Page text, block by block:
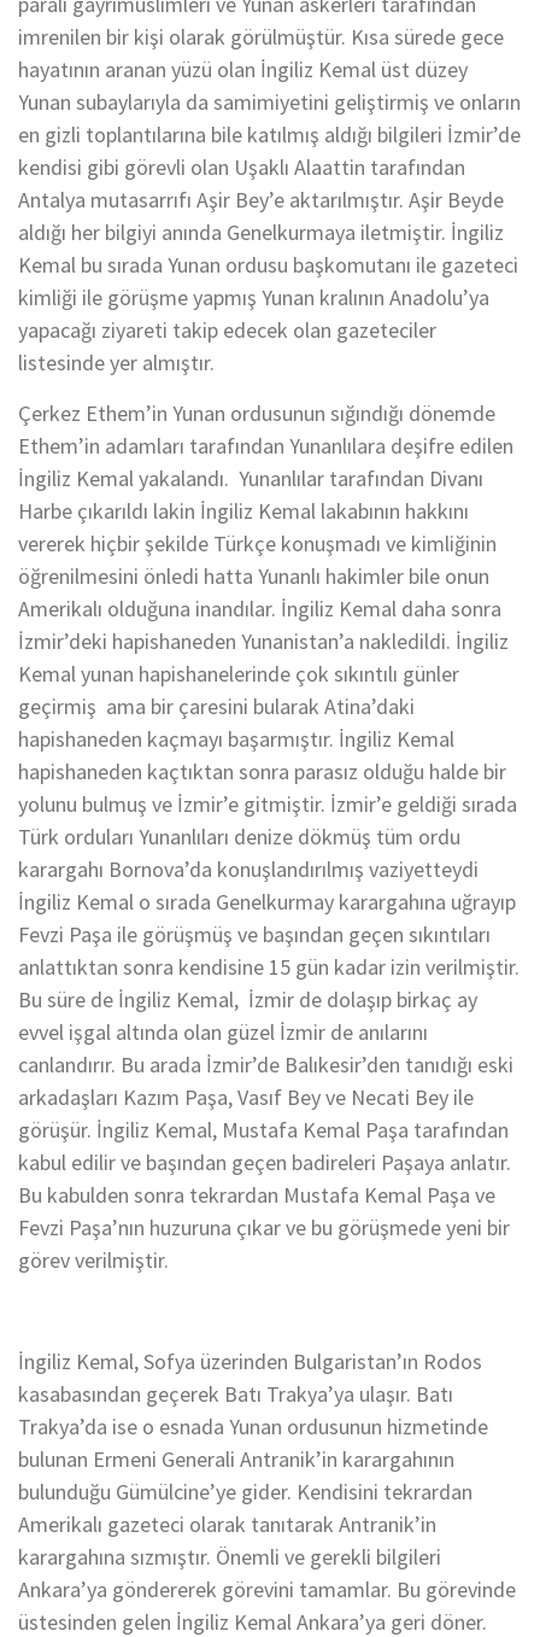
imrenilen bir kişi olarak görülmüştür. Kısa sürede gece
hayatının aranan yüzü olan İngiliz Kemal üst düzey
Yunan subaylarıyla da samimiyetini geliştirmiş ve onların
en gizli toplantılarına bile katılmış aldığı bilgileri İzmir’de
kendisi gibi görevli olan Uşaklı Alaattin tarafından
Antalya mutasarrıfı Aşir Bey’e aktarılmıştır. Aşir Beyde
aldığı her bilgiyi anında Genelkurmaya iletmiştir. İngiliz
Kemal bu sırada Yunan ordusu başkomutanı ile gazeteci
kimliği ile görüşme yapmış Yunan kralının Anadolu’ya
yapacağı ziyareti takip edecek olan gazeteciler
listesinde yer almıştır.
Çerkez Ethem’in Yunan ordusunun sığındığı dönemde
Ethem’in adamları tarafından Yunanlılara deşifre edilen
İngiliz Kemal yakalandı. Yunanlılar tarafından Divanı
Harbe çıkarıldı lakin İngiliz Kemal lakabının hakkını
vererek hiçbir şekilde Türkçe konuşmadı ve kimliğinin
öğrenilmesini önledi hatta Yunanlı hakimler bile onun
Amerikalı olduğuna inandılar. İngiliz Kemal daha sonra
İzmir’deki hapishaneden Yunanistan’a nakledildi. İngiliz
Kemal yunan hapishanelerinde çok sıkıntılı günler
geçirmiş ama bir çaresini bularak Atina’daki
hapishaneden kaçmayı başarmıştır. İngiliz Kemal
hapishaneden kaçtıktan sonra parasız olduğu halde bir
yolunu bulmuş ve İzmir’e gitmiştir. İzmir’e geldiği sırada
Türk orduları Yunanlıları denize dökmüş tüm ordu
karargahı Bornova’da konuşlandırılmış vaziyetteydi
İngiliz Kemal o sırada Genelkurmay karargahına uğrayıp
Fevzi Paşa ile görüşmüş ve başından geçen sıkıntıları
anlattıktan sonra kendisine 15 gün kadar izin verilmiştir.
Bu süre de İngiliz Kemal, İzmir de dolaşıp birkaç ay
evvel işgal altında olan güzel İzmir de anılarını
canlandırır. Bu arada İzmir’de Balıkesir’den tanıdığı eski
arkadaşları Kazım Paşa, Vasıf Bey ve Necati Bey ile
görüşür. İngiliz Kemal, Mustafa Kemal Paşa tarafından
kabul edilir ve başından geçen badireleri Paşaya anlatır.
Bu kabulden sonra tekrardan Mustafa Kemal Paşa ve
Fevzi Paşa’nın huzuruna çıkar ve bu görüşmede yeni bir
görev verilmiştir.
İngiliz Kemal, Sofya üzerinden Bulgaristan’ın Rodos
kasabasından geçerek Batı Trakya’ya ulaşır. Batı
Trakya’da ise o esnada Yunan ordusunun hizmetinde
bulunan Ermeni Generali Antranik’in karargahının
bulunduğu Gümülcine’ye gider. Kendisini tekrardan
Amerikalı gazeteci olarak tanıtarak Antranik’in
karargahına sızmıştır. Önemli ve gerekli bilgileri
Ankara’ya göndererek görevini tamamlar. Bu görevinde
üstesinden gelen İngiliz Kemal Ankara’ya geri döner.